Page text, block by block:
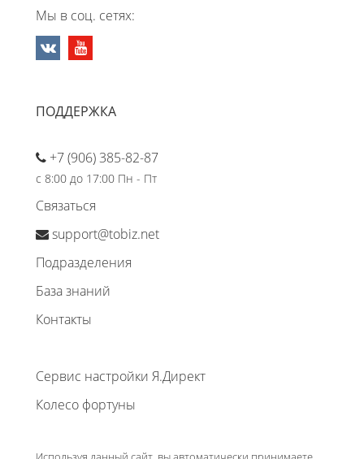
Мы в соц. сетях:
ПОДДЕРЖКА
+7 (906) 385-82-87
с 8:00 до 17:00 Пн - Пт
Связаться
support@tobiz.net
Подразделения
База знаний
Контакты
Сервис настройки Я.Директ
Колесо фортуны